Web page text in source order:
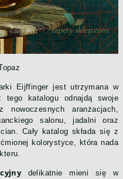
Eijffinger jest utrzymana w
katalogu odnajdą swoje
aranżacjach,
salonu, jadalni oraz
Cały katalog składa się z
kolorystyce, która nada
delikatnie mieni się w